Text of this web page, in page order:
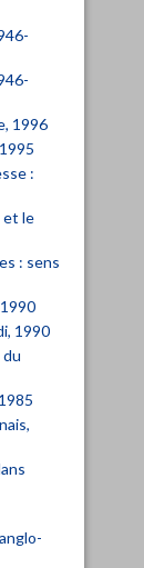
1996
:
et le
: sens
1990